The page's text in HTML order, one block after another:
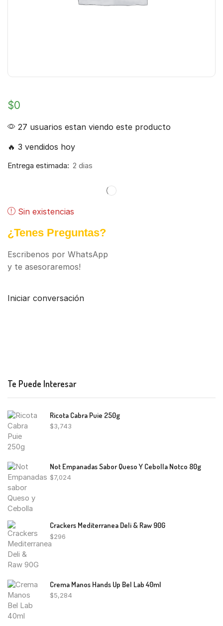
$0
27 usuarios estan viendo este producto
🔥 3 vendidos hoy
Entrega estimada: 2 dias
Sin existencias
¿Tenes Preguntas?
Escribenos por WhatsApp
y te asesoraremos!
Iniciar conversación
Te Puede Interesar
Ricota Cabra Puie 250g
$3,743
Not Empanadas Sabor Queso Y Cebolla Notco 80g
$7,024
Crackers Mediterranea Deli & Raw 90G
$296
Crema Manos Hands Up Bel Lab 40ml
$5,284